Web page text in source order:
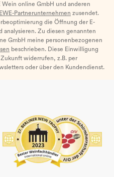
Wein online GmbH und anderen
Partnerunternehmen zusendet.
die Öffnung der E-
analysieren. Zu diesen genannten
GmbH meine personenbezogenen
beschrieben. Diese Einwilligung
widerrufen, z.B. per
oder über den Kundendienst.